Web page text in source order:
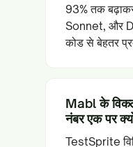
93% तक
Sonnet, और
कोड से बेहतर
Mabl के
नंबर एक पर
TestSprite